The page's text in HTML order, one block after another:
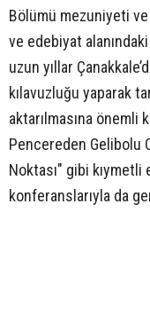
Bölümü mezuniyeti
ve edebiyat alanındaki
uzun yıllar
kılavuzluğu yaparak
aktarılmasına önemli
Pencereden Gelibolu
Noktası" gibi kıymetli
konferanslarıyla da